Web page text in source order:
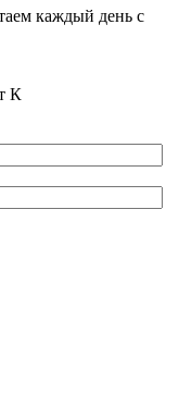
каждый день с
К